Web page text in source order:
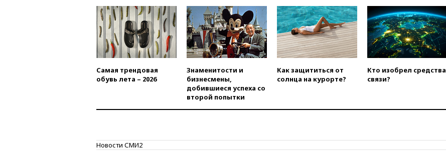
использовании Starlink для
атак вглубь РФ
вчера, 21:35После пожара на
складе в Брянске возбудили
уголовное дело
РФ по гимнастике получили
официальный отказ в визах от
вчера, 21:00На границе
Украины с Польшей скопилось
Самая трендовая
обувь лета – 2026
Знаменитости и
бизнесмены,
добившиеся успеха со
второй попытки
Как защититься от
солнца на курорте?
Кто изобрел средства
связи?
Новости СМИ2